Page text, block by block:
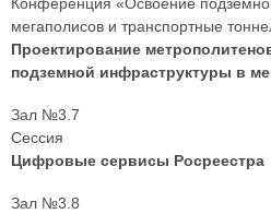
Конференция «Освоение
мегаполисов и транспортные
Проектирование
подземной инфраструктуры в
Зал №3.7
Сессия
Цифровые сервисы Росреестра
Зал №3.8